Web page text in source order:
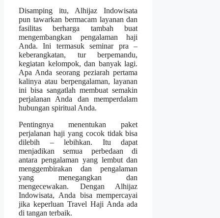
Disamping itu, Alhijaz Indowisata
pun tawarkan bermacam layanan dan
fasilitas berharga tambah buat
mengembangkan pengalaman haji
Anda. Ini termasuk seminar pra –
keberangkatan, tur berpemandu,
kegiatan kelompok, dan banyak lagi.
Apa Anda seorang peziarah pertama
kalinya atau berpengalaman, layanan
ini bisa sangatlah membuat semakin
perjalanan Anda dan memperdalam
hubungan spiritual Anda.
Pentingnya menentukan paket
perjalanan haji yang cocok tidak bisa
dilebih – lebihkan. Itu dapat
menjadikan semua perbedaan di
antara pengalaman yang lembut dan
menggembirakan dan pengalaman
yang menegangkan dan
mengecewakan. Dengan Alhijaz
Indowisata, Anda bisa mempercayai
jika keperluan Travel Haji Anda ada
di tangan terbaik.